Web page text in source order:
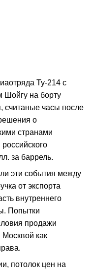
Ту-214 с
на борту
считаные часы после
о
странами
за баррель.
эти события между
от экспорта
внутреннего
Попытки
продажи
Москвой как
потолок цен на